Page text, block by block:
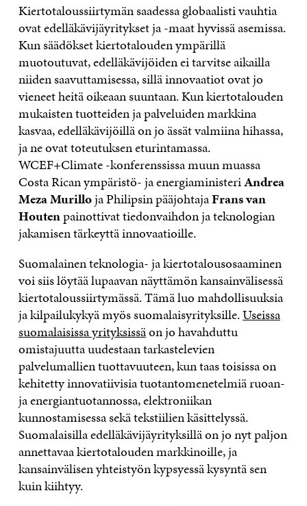
Kiertotaloussiirtymän saadessa globaalisti vauhtia
ovat edelläkävijäyritykset ja -maat hyvissä asemissa.
Kun säädökset kiertotalouden ympärillä
muotoutuvat, edelläkävijöiden ei tarvitse aikailla
niiden saavuttamisessa, sillä innovaatiot ovat jo
vieneet heitä oikeaan suuntaan. Kun kiertotalouden
mukaisten tuotteiden ja palveluiden markkina
kasvaa, edelläkävijöillä on jo ässät valmiina hihassa,
ja ne ovat toteutuksen eturintamassa.
WCEF+Climate -konferenssissa muun muassa
Costa Rican ympäristö- ja energiaministeriAndrea
Meza Murilloja Philipsin pääjohtajaFrans van
Houtenpainottivat tiedonvaihdon ja teknologian
jakamisen tärkeyttä innovaatioille.
Suomalainen teknologia- ja kiertotalousosaaminen
voi siis löytää lupaavan näyttämön kansainvälisessä
kiertotaloussiirtymässä. Tämä luo mahdollisuuksia
ja kilpailukykyä myös suomalaisyrityksille.Useissa
suomalaisissa yrityksissäon jo havahduttu
omistajuutta uudestaan tarkastelevien
palvelumallien tuottavuuteen, kun taas toisissa on
kehitetty innovatiivisia tuotantomenetelmiä ruoan-
ja energiantuotannossa, elektroniikan
kunnostamisessa sekä tekstiilien käsittelyssä.
Suomalaisilla edelläkävijäyrityksillä on jo nyt paljon
annettavaa kiertotalouden markkinoille, ja
kansainvälisen yhteistyön kypsyessä kysyntä sen
kuin kiihtyy.